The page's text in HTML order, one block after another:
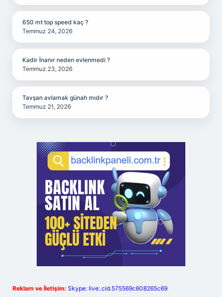
650 mt top speed kaç ?
Temmuz 24, 2026
Kadir İnanır neden evlenmedi ?
Temmuz 23, 2026
Tavşan avlamak günah mıdır ?
Temmuz 21, 2026
Reklam ve İletişim: Skype: live:.cid.575569c608265c69